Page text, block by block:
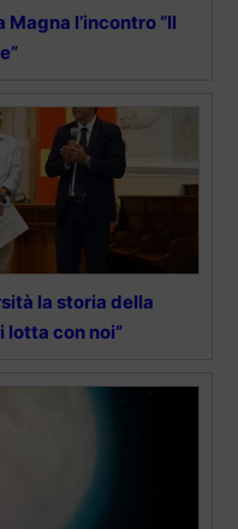
Magna l’incontro “Il
la storia della
lotta con noi”